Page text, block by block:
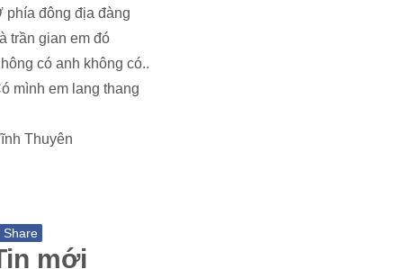
phía đông địa đàng
trần gian em đó
có anh không có..
mình em lang thang
Thuyên
Share
mới